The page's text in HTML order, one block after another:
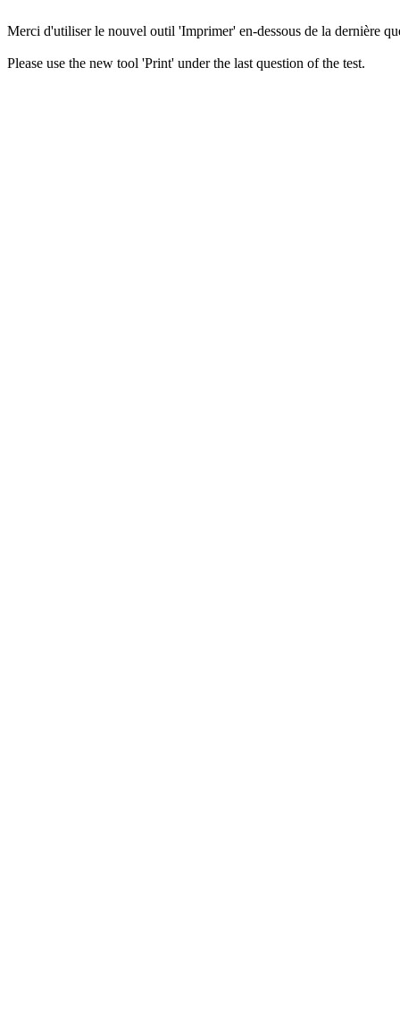
Merci d'utiliser le nouvel outil 'Imprimer' en-dessous de la dernière
Please use the new tool 'Print' under the last question of the test.